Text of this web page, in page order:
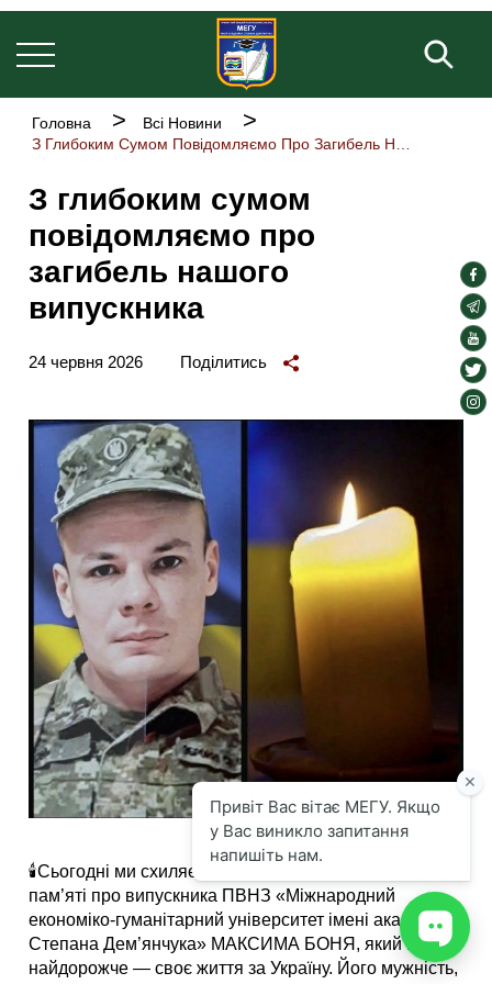
Перейти
до
основного
вмісту
Основна
Рядок
навіґації
Головна
Всі Новини
З глибоким сумом
повідомляємо про
загибель нашого
випускника
24 червня 2026 Поділитись
🕯️Сьогодні ми схиляємо голови у скорботі та світлій
пам’яті про випускника ПВНЗ «Міжнародний
економіко-гуманітарний університет імені академіка
Степана Дем’янчука» МАКСИМА БОНЯ, який віддав
найдорожче — своє життя за Україну. Його мужність,